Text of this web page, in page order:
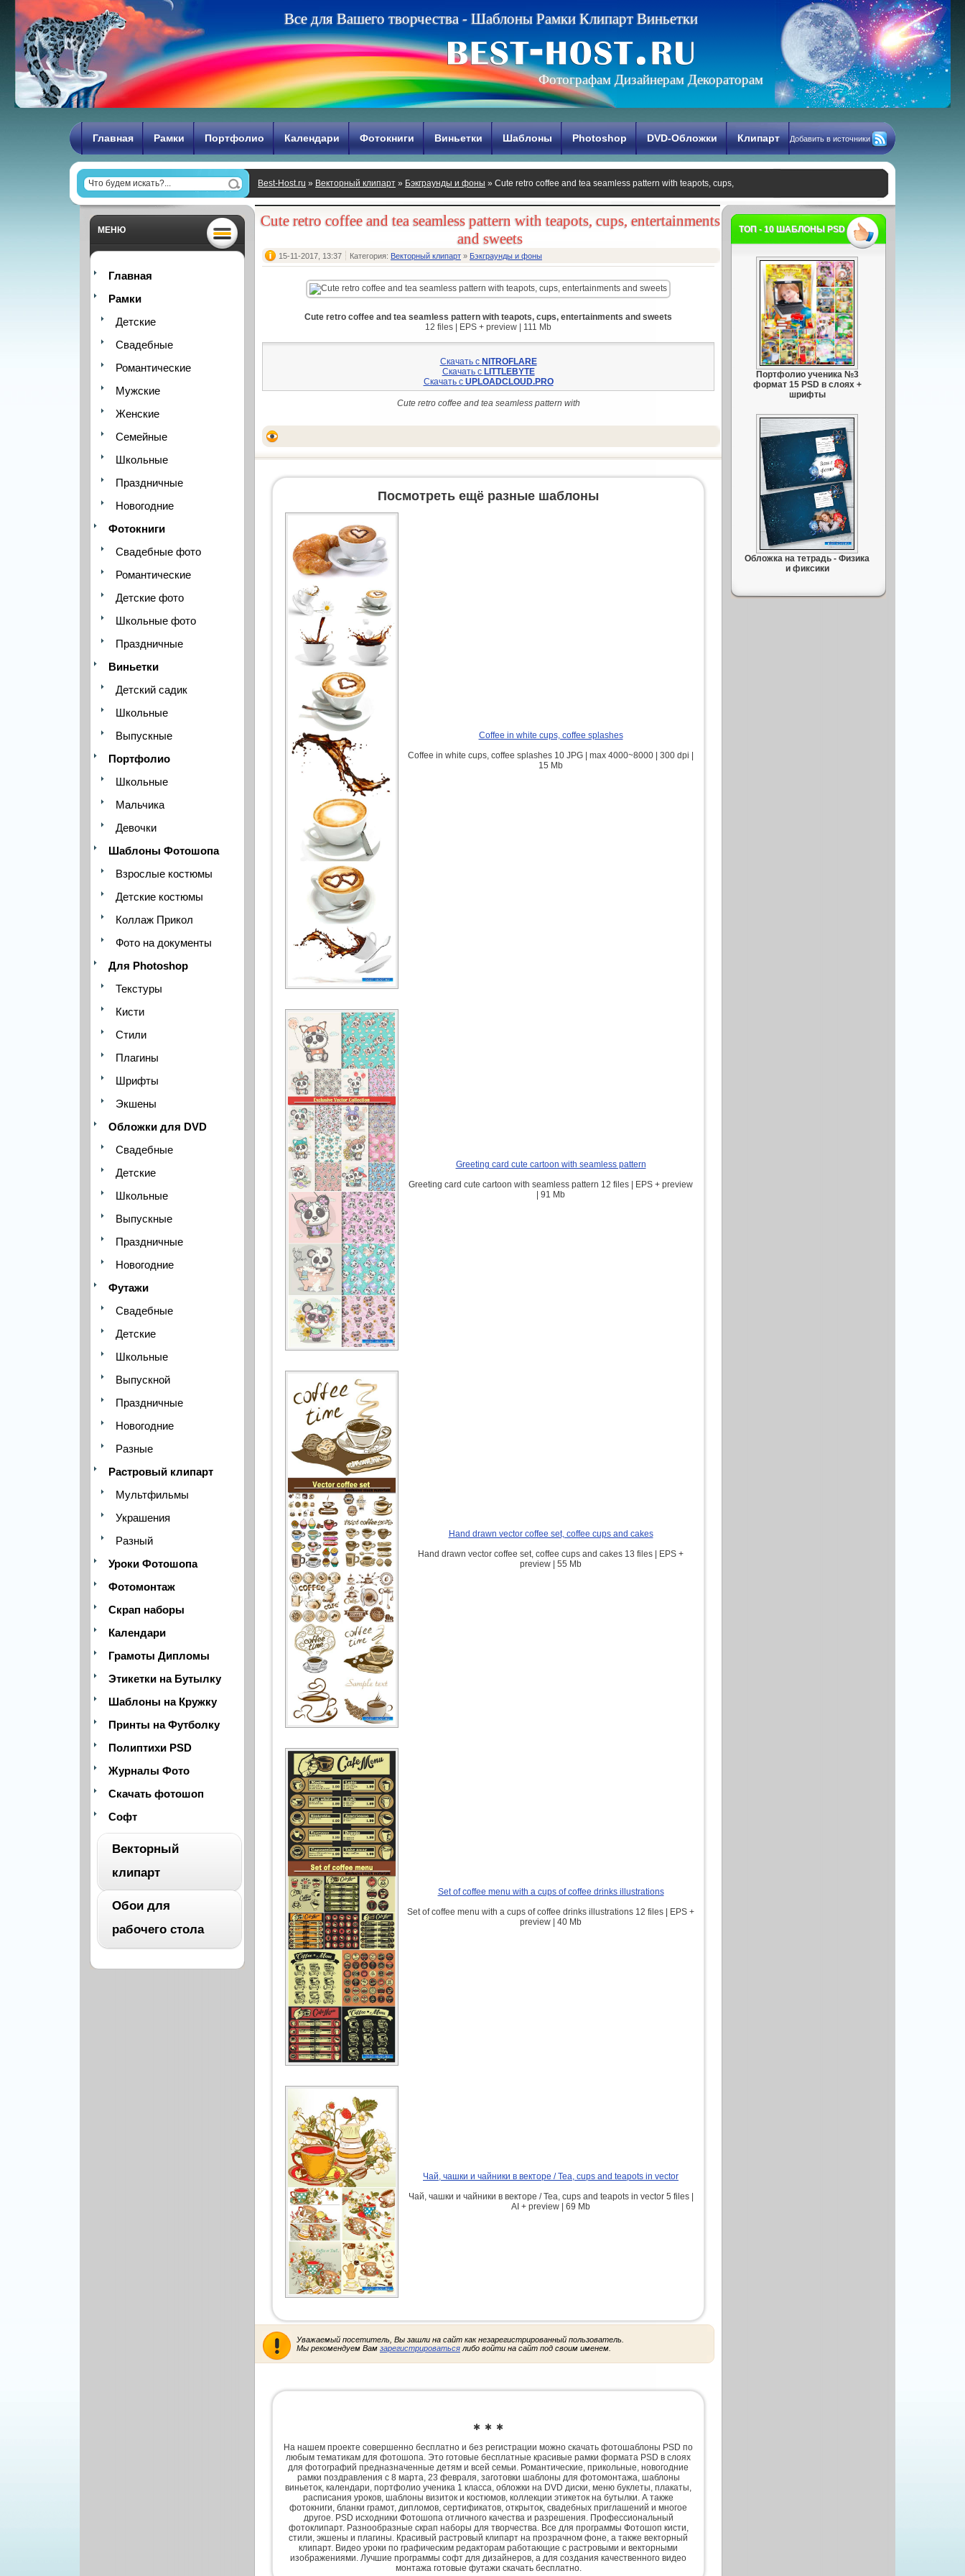
Все для Вашего творчества - Шаблоны Рамки Клипарт Виньетки
Фотографам Дизайнерам Декораторам
Главная Рамки Портфолио Календари Фотокниги Виньетки Шаблоны Photoshop DVD-Обложки Клипарт Добавить в источники
Best-Host.ru » Векторный клипарт » Бэкграунды и фоны » Cute retro coffee and tea seamless pattern with teapots, cups,
entertainments and sweets
МЕНЮ
Главная
Рамки
Детские
Свадебные
Романтические
Мужские
Женские
Семейные
Школьные
Праздничные
Новогодние
Фотокниги
Свадебные фото
Романтические
Детские фото
Школьные фото
Праздничные
Виньетки
Детский садик
Школьные
Выпускные
Портфолио
Школьные
Мальчика
Девочки
Шаблоны Фотошопа
Взрослые костюмы
Детские костюмы
Коллаж Прикол
Фото на документы
Для Photoshop
Текстуры
Кисти
Стили
Плагины
Шрифты
Экшены
Обложки для DVD
Свадебные
Детские
Школьные
Выпускные
Праздничные
Новогодние
Футажи
Свадебные
Детские
Школьные
Выпускной
Праздничные
Новогодние
Разные
Растровый клипарт
Мультфильмы
Украшения
Разный
Уроки Фотошопа
Фотомонтаж
Скрап наборы
Календари
Грамоты Дипломы
Этикетки на Бутылку
Шаблоны на Кружку
Принты на Футболку
Полиптихи PSD
Журналы Фото
Скачать фотошоп
Софт
Векторный
клипарт
Архитектура
Обои для
рабочего стола
ВСЕ
Cute retro coffee and tea seamless pattern with teapots, cups, entertainments
and sweets
15-11-2017, 13:37 Категория: Векторный клипарт » Бэкграунды и фоны
Cute retro coffee and tea seamless pattern with teapots, cups, entertainments and sweets
12 files | EPS + preview | 111 Mb
Скачать с NITROFLARE
Скачать с LITTLEBYTE
Скачать с UPLOADCLOUD.PRO
Cute retro coffee and tea seamless pattern with
Посмотреть ещё разные шаблоны
Coffee in white cups, coffee splashes
Coffee in white cups, coffee splashes 10 JPG | max 4000~8000 | 300 dpi |
15 Mb
Greeting card cute cartoon with seamless pattern
Greeting card cute cartoon with seamless pattern 12 files | EPS + preview
| 91 Mb
Hand drawn vector coffee set, coffee cups and cakes
Hand drawn vector coffee set, coffee cups and cakes 13 files | EPS +
preview | 55 Mb
Set of coffee menu with a cups of coffee drinks illustrations
Set of coffee menu with a cups of coffee drinks illustrations 12 files | EPS +
preview | 40 Mb
Чай, чашки и чайники в векторе / Tea, cups and teapots in vector
Чай, чашки и чайники в векторе / Tea, cups and teapots in vector 5 files |
AI + preview | 69 Mb
Уважаемый посетитель, Вы зашли на сайт как незарегистрированный пользователь.
Мы рекомендуем Вам зарегистрироваться либо войти на сайт под своим именем.
✱ ✱ ✱
На нашем проекте совершенно бесплатно и без регистрации можно скачать фотошаблоны PSD по
любым тематикам для фотошопа. Это готовые бесплатные красивые рамки формата PSD в слоях
для фотографий предназначенные детям и всей семьи. Романтические, прикольные, новогодние
рамки поздравления с 8 марта, 23 февраля, заготовки шаблоны для фотомонтажа, шаблоны
виньеток, календари, портфолио ученика 1 класса, обложки на DVD диски, меню буклеты, плакаты,
расписания уроков, шаблоны визиток и костюмов, коллекции этикеток на бутылки. А также
фотокниги, бланки грамот, дипломов, сертификатов, открыток, свадебных приглашений и многое
другое. PSD исходники Фотошопа отличного качества и разрешения. Профессиональный
фотоклипарт. Разнообразные скрап наборы для творчества. Все для программы Фотошоп кисти,
стили, экшены и плагины. Красивый растровый клипарт на прозрачном фоне, а также векторный
клипарт. Видео уроки по графическим редакторам работающие с растровыми и векторными
изображениями. Лучшие программы софт для дизайнеров, а для создания качественного видео
монтажа готовые футажи скачать бесплатно.
ТОП - 10 ШАБЛОНЫ PSD
Портфолио ученика №3
формат 15 PSD в слоях +
шрифты
Обложка на тетрадь - Физика
и фиксики